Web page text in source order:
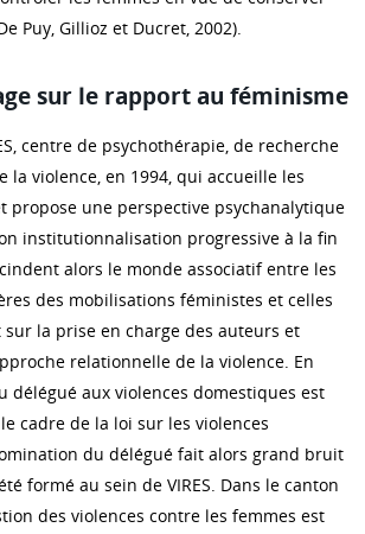
Puy, Gillioz et Ducret, 2002).
sur le rapport au féminisme
centre de psychothérapie, de recherche
la violence, en 1994, qui accueille les
propose une perspective psychanalytique
institutionnalisation progressive à la fin
alors le monde associatif entre les
des mobilisations féministes et celles
la prise en charge des auteurs et
relationnelle de la violence. En
délégué aux violences domestiques est
cadre de la loi sur les violences
du délégué fait alors grand bruit
formé au sein de VIRES. Dans le canton
des violences contre les femmes est